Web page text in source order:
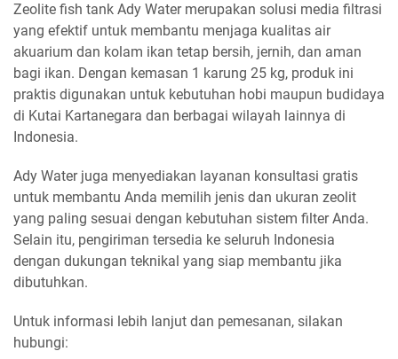
Zeolite fish tank Ady Water merupakan solusi media filtrasi
yang efektif untuk membantu menjaga kualitas air
akuarium dan kolam ikan tetap bersih, jernih, dan aman
bagi ikan. Dengan kemasan 1 karung 25 kg, produk ini
praktis digunakan untuk kebutuhan hobi maupun budidaya
di Kutai Kartanegara dan berbagai wilayah lainnya di
Indonesia.
Ady Water juga menyediakan layanan konsultasi gratis
untuk membantu Anda memilih jenis dan ukuran zeolit
yang paling sesuai dengan kebutuhan sistem filter Anda.
Selain itu, pengiriman tersedia ke seluruh Indonesia
dengan dukungan teknikal yang siap membantu jika
dibutuhkan.
Untuk informasi lebih lanjut dan pemesanan, silakan
hubungi: